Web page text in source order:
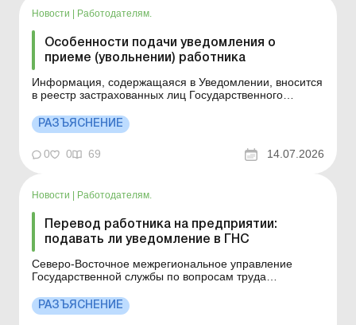
Новости Работодателям.
Особенности подачи уведомления о
приеме (увольнении) работника
Информация, содержащаяся в Уведомлении, вносится
в реестр застрахованных лиц Государственного
социального страхования. Детальнее см. ниже.
Больше по теме: Уведомление о приеме на работу
ошибку в Уведомлении о п...
РАЗЪЯСНЕНИЕ
0 0 69 14.07.2026
Новости Работодателям.
Перевод работника на предприятии:
подавать ли уведомление в ГНС
Северо-Восточное межрегиональное управление
Государственной службы по вопросам труда
подачи уведомления о принятии работника на работу.
Больше по теме: Уведомление о приеме на работу
РАЗЪЯСНЕНИЕ